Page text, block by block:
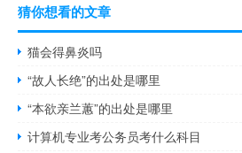
猜你想看的文章
猫会得鼻炎吗
“故人长绝”的出处是哪里
“本欲亲兰蕙”的出处是哪里
计算机专业考公务员考什么科目